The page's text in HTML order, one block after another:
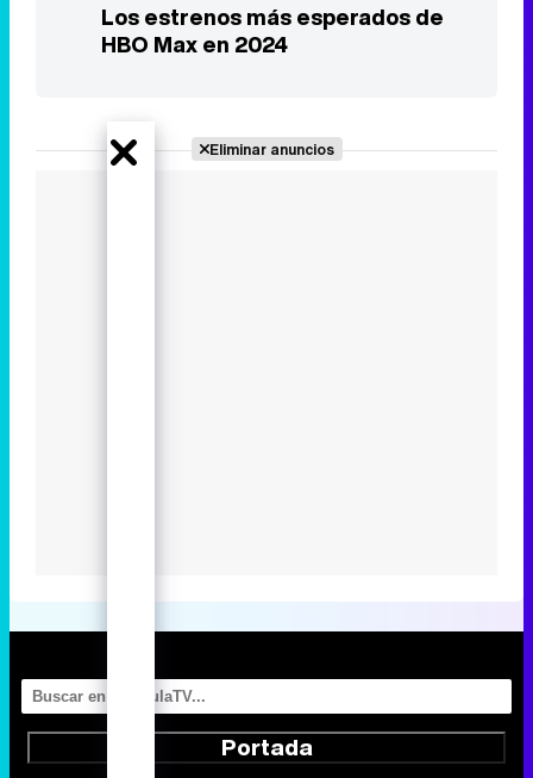
Los estrenos más esperados de
HBO Max en 2024
Eliminar anuncios
Portada